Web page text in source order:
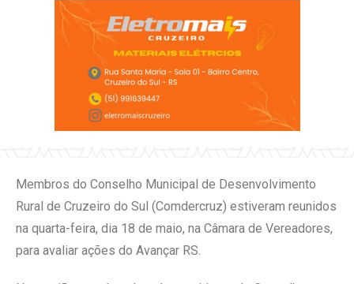
Membros do Conselho Municipal de Desenvolvimento
Rural de Cruzeiro do Sul (Comdercruz) estiveram reunidos
na quarta-feira, dia 18 de maio, na Câmara de Vereadores,
para avaliar ações do Avançar RS.